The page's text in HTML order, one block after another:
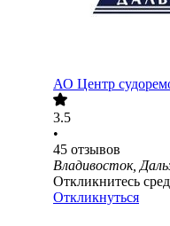
АО Центр
3.5
•
45 отзывов
Владивосток,
Откликнитесь
Откликнуться